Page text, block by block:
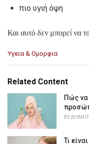
πιο υγιή όψη
Και αυτό δεν μπορεί να
C
e
e
Υγεια & Ομορφια
Related Content
Πώς να
BY
Τι